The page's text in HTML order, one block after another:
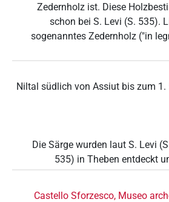
Zedernholz ist. Diese
schon bei S. Levi (S. 535).
sogenanntes Zedernholz ("in
Niltal südlich von Assiut bis zum 1.
Die Särge wurden laut S. Levi
535) in Theben entdeckt
Castello Sforzesco, Museo